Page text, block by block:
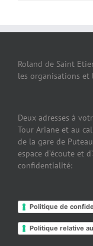
Roland de Saint
les organisations et
Deux adresses à
Tour Ariane et au
de la gare de
espace d’écoute et
confidentialité:
Politique de
Politique relative